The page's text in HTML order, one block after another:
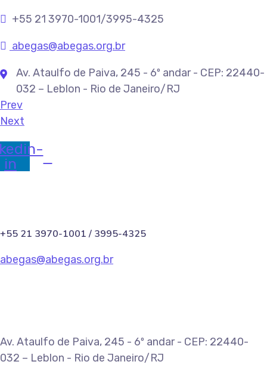
+55 21 3970-1001/3995-4325
abegas@abegas.org.br
Av. Ataulfo de Paiva, 245 - 6º andar - CEP: 22440-
032 – Leblon - Rio de Janeiro/RJ
Prev
Next
in
+55 21 3970-1001 / 3995-4325
abegas@abegas.org.br
Av. Ataulfo de Paiva, 245 - 6º andar - CEP: 22440-
032 – Leblon - Rio de Janeiro/RJ